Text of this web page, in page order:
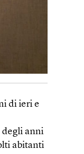
di ieri e
degli anni
abitanti